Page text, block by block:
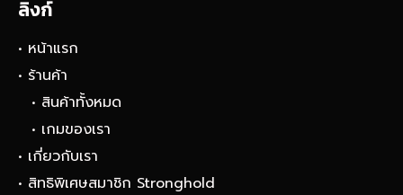
ลิงก์
• หน้าแรก
• ร้านค้า
• สินค้าทั้งหมด
• เกมของเรา
• เกี่ยวกับเรา
• สิทธิพิเศษสมาชิก Stronghold